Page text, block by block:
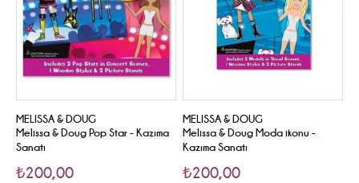
MELISSA & DOUG
Melissa & Doug Pop Star - Kazıma
Sanatı
₺200,00
MELISSA & DOUG
Melissa & Doug Moda ikonu -
Kazıma Sanatı
₺200,00